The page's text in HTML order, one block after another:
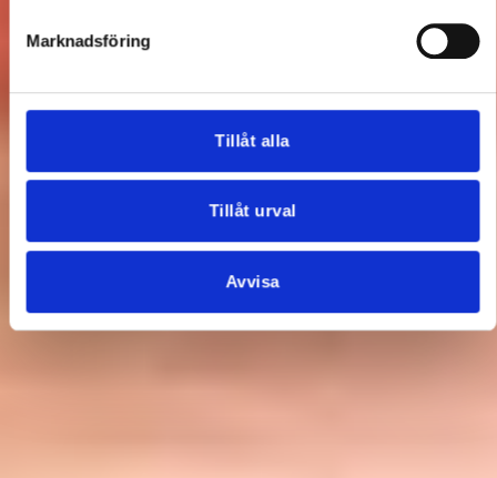
Marknadsföring
Tillåt alla
Tillåt urval
Avvisa